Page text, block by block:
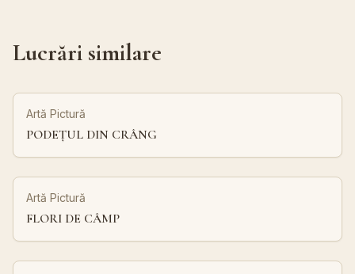
Lucrări similare
Artă Pictură
PODEȚUL DIN CRÂNG
Artă Pictură
FLORI DE CÂMP